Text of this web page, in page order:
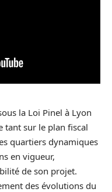
la Loi Pinel à Lyon
tant sur le plan fiscal
quartiers dynamiques
en vigueur,
de son projet.
des évolutions du